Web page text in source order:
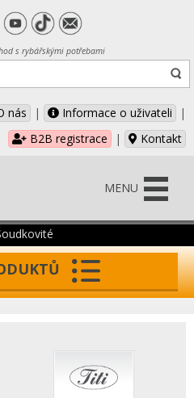
s rybářskými potřebami
nás | Informace o uživateli
|
B2B registrace
| Kontakt
MENU